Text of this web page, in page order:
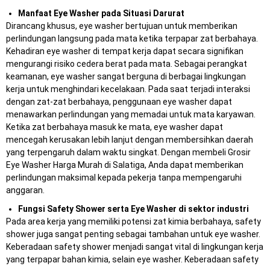
Manfaat Eye Washer pada Situasi Darurat
Dirancang khusus, eye washer bertujuan untuk memberikan
perlindungan langsung pada mata ketika terpapar zat berbahaya.
Kehadiran eye washer di tempat kerja dapat secara signifikan
mengurangi risiko cedera berat pada mata. Sebagai perangkat
keamanan, eye washer sangat berguna di berbagai lingkungan
kerja untuk menghindari kecelakaan. Pada saat terjadi interaksi
dengan zat-zat berbahaya, penggunaan eye washer dapat
menawarkan perlindungan yang memadai untuk mata karyawan.
Ketika zat berbahaya masuk ke mata, eye washer dapat
mencegah kerusakan lebih lanjut dengan membersihkan daerah
yang terpengaruh dalam waktu singkat. Dengan membeli Grosir
Eye Washer Harga Murah di Salatiga, Anda dapat memberikan
perlindungan maksimal kepada pekerja tanpa mempengaruhi
anggaran.
Fungsi Safety Shower serta Eye Washer di sektor industri
Pada area kerja yang memiliki potensi zat kimia berbahaya, safety
shower juga sangat penting sebagai tambahan untuk eye washer.
Keberadaan safety shower menjadi sangat vital di lingkungan kerja
yang terpapar bahan kimia, selain eye washer. Keberadaan safety